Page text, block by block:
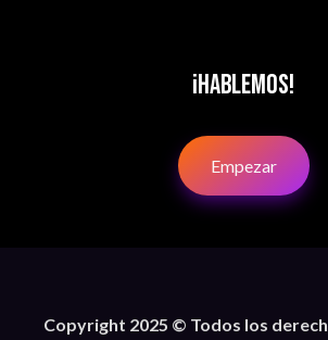
¡Hablemos!
Empezar
Copyright 2025 © Todos los